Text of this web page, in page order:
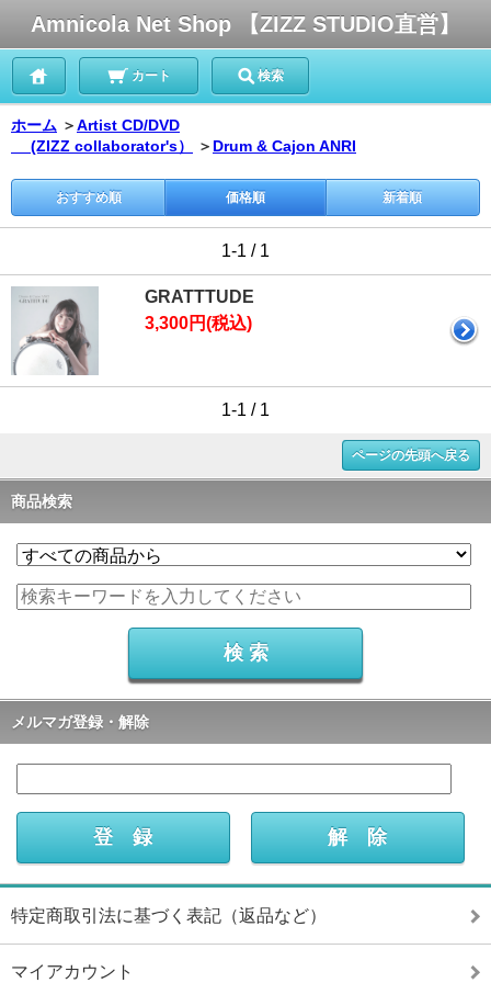
Amnicola Net Shop 【ZIZZ STUDIO直営】
カート 検索
ホーム ＞Artist CD/DVD
(ZIZZ collaborator's）
＞ Drum & Cajon ANRI
おすすめ順 価格順 新着順
1-1 / 1
GRATTTUDE
3,300円(税込)
1-1 / 1
ページの先頭へ戻る
商品検索
メルマガ登録・解除
特定商取引法に基づく表記（返品など）
マイアカウント